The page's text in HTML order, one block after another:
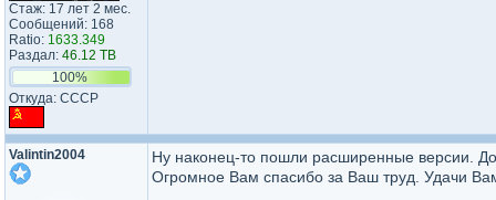
Стаж: 17 лет 2 мес.
Сообщений: 168
Ratio: 1633.349
Раздал: 46.12 TB
100%
Откуда: СССР
Valintin2004
Ну наконец-то пошли расширенные версии.
Огромное Вам спасибо за Ваш труд. Удачи